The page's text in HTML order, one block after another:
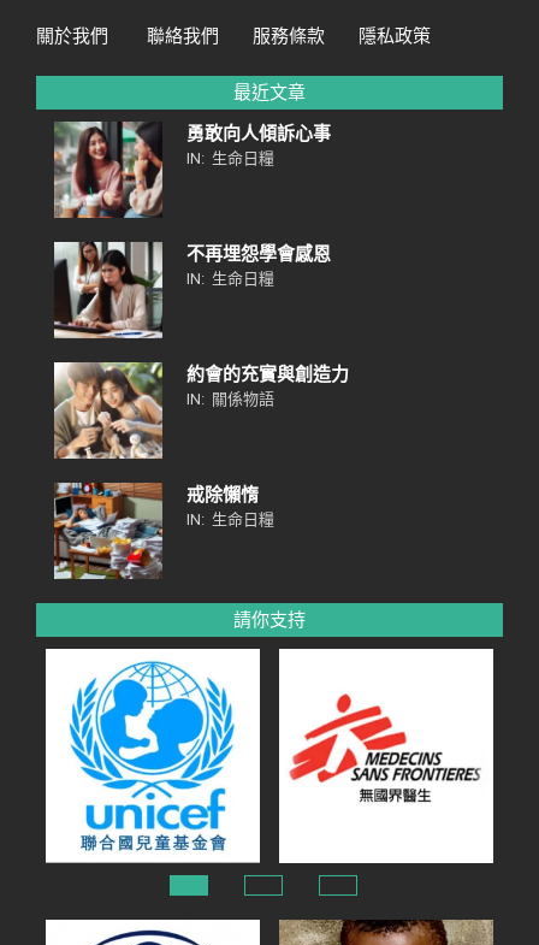
關於我們 聯絡我們 服務條款 隱私政策
最近文章
勇敢向人傾訴心事
IN: 生命日糧
不再埋怨學會感恩
IN: 生命日糧
約會的充實與創造力
IN: 關係物語
戒除懶惰
IN: 生命日糧
請你支持